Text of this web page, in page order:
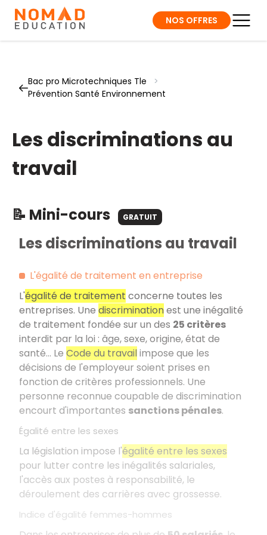
NOS OFFRES
Bac pro Microtechniques Tle
>
Prévention Santé Environnement
Les discriminations au
travail
📝 Mini-cours GRATUIT
Les discriminations au travail
L'égalité de traitement en entreprise
L'égalité de traitement concerne toutes les
entreprises. Une discrimination est une inégalité
de traitement fondée sur un des 25 critères
interdit par la loi : âge, sexe, origine, état de
santé… Le Code du travail impose que les
décisions de l'employeur soient prises en
fonction de critères professionnels. Une
personne reconnue coupable de discrimination
encourt d'importantes sanctions pénales.
Égalité entre les sexes
La législation impose l'égalité entre les sexes
pour lutter contre les inégalités salariales,
l'accès aux postes à responsabilité, le
déroulement des carrières avec grossesse.
Indice d'égalité femmes-hommes